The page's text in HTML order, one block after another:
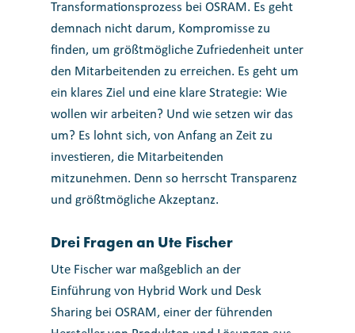
Transformationsprozess bei OSRAM. Es geht
demnach nicht darum, Kompromisse zu
finden, um größtmögliche Zufriedenheit unter
den Mitarbeitenden zu erreichen. Es geht um
ein klares Ziel und eine klare Strategie: Wie
wollen wir arbeiten? Und wie setzen wir das
um? Es lohnt sich, von Anfang an Zeit zu
investieren, die Mitarbeitenden
mitzunehmen. Denn so herrscht Transparenz
und größtmögliche Akzeptanz.
Drei Fragen an Ute Fischer
Ute Fischer war maßgeblich an der
Einführung von Hybrid Work und Desk
Sharing bei OSRAM, einer der führenden